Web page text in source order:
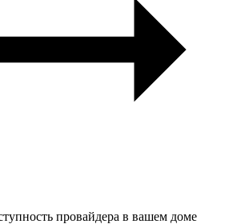
провайдера в вашем доме